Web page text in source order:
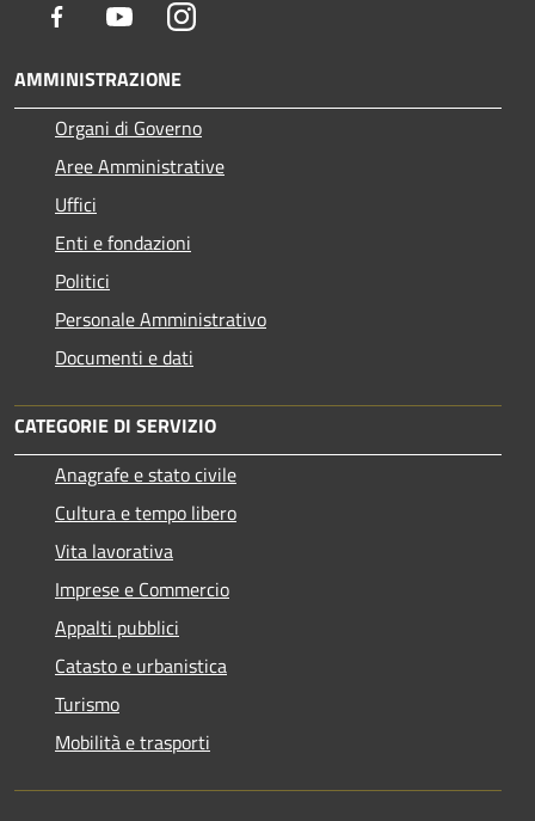
Facebook YoutubeInstagram
AMMINISTRAZIONE
Organi di Governo
Aree Amministrative
Uffici
Enti e fondazioni
Politici
Personale Amministrativo
Documenti e dati
CATEGORIE DI SERVIZIO
Anagrafe e stato civile
Cultura e tempo libero
Vita lavorativa
Imprese e Commercio
Appalti pubblici
Catasto e urbanistica
Turismo
Mobilità e trasporti